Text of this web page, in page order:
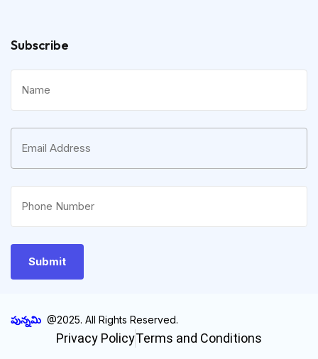
Subscribe
పున్నమి @2025. All Rights Reserved.
Privacy PolicyTerms and Conditions